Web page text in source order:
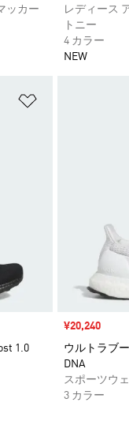
ッカー
レディース
トニー
4 カラー
NEW
1.0
セール価格
¥20,240
ウルトラブ
DNA
スポーツウ
3 カラー